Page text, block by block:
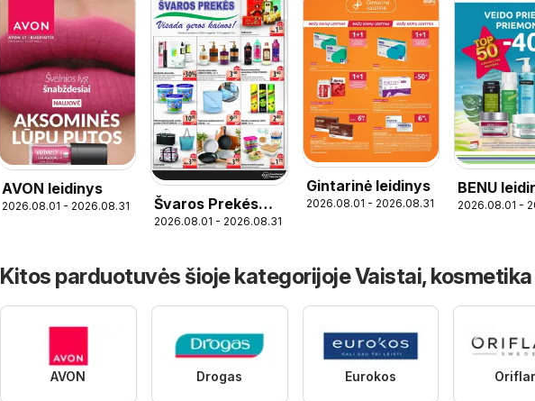
AVON leidinys
2026.08.01 - 2026.08.31
Švaros Prekés
leidinys
2026.08.01 - 2026.08.31
Gintarinė leidinys
2026.08.01 - 2026.08.31
BENU
2026.08.01 -
Kitos parduotuvės šioje kategorijoje Vaistai, kosmetika
AVON Drogas Eurokos